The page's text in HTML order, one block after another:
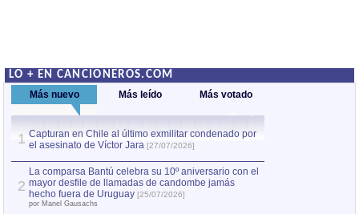
LO + EN CANCIONEROS.COM
Más nuevo Más leído Más votado
1 Capturan en Chile al último exmilitar condenado por
el asesinato de Víctor Jara [27/07/2026]
2
La comparsa Bantú celebra su 10º aniversario con el
mayor desfile de llamadas de candombe jamás
hecho fuera de Uruguay [25/07/2026]
por Manel Gausachs